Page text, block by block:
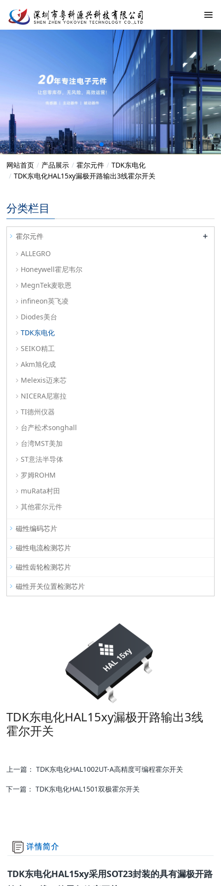
网站首页 产品展示 霍尔元件
TDK东电化
TDK东电化​HAL15xy漏极开路输出3线霍尔开关
分类栏目
霍尔元件 +
ALLEGRO
Honeywell霍尼韦尔
MegnTek麦歌恩
infineon英飞凌
Diodes美台
TDK东电化
SEIKO精工
Akm旭化成
Melexis迈来芯
NICERA尼塞拉
TI德州仪器
台产松术songhall
台湾MST美加
ST意法半导体
罗姆ROHM
muRata村田
其他霍尔元件
磁性编码芯片
磁性电流检测芯片
磁性齿轮检测芯片
磁性开关位置检测芯片
TDK东电化​HAL15xy漏极开路输出3线
霍尔开关
上一篇：TDK东电化HAL1002UT-A高精度可编程霍尔开关
下一篇：TDK东电化HAL1501双极霍尔开关
TDK东电化HAL15xy采用SOT23封装的具有漏极开路